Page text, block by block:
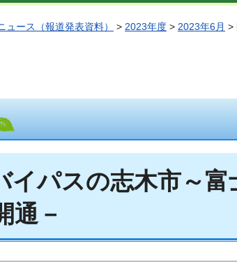
ュース（報道発表資料） > 2023年度 > 2023年6月 >
イパスの志木市～
通－